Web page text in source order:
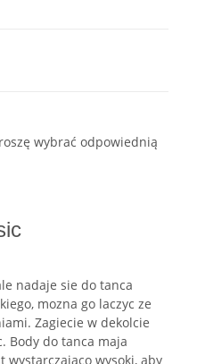
wybrać odpowiednią
nadaje sie do tanca
mozna go laczyc ze
Zagiecie w dekolcie
Body do tanca maja
wystarczajaco wysoki, aby